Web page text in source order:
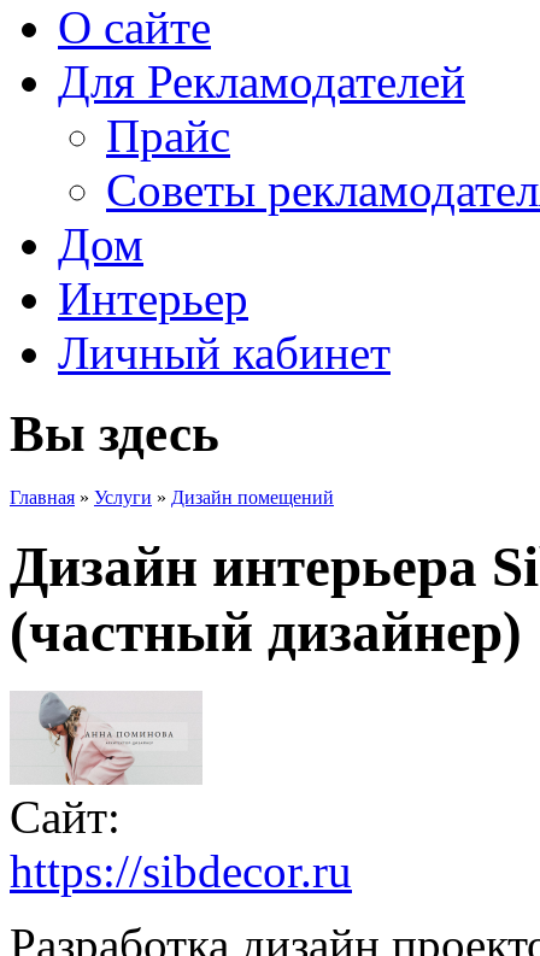
О сайте
Для Рекламодателей
Прайс
Советы
Дом
Интерьер
Личный кабинет
Вы здесь
Главная » Услуги » Дизайн помещений
Дизайн интерьера
(частный дизайнер)
Сайт:
https://sibdecor.ru
Разработка дизайн